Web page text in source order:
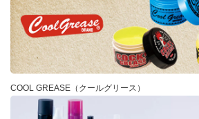
COOL GREASE（クールグリース）